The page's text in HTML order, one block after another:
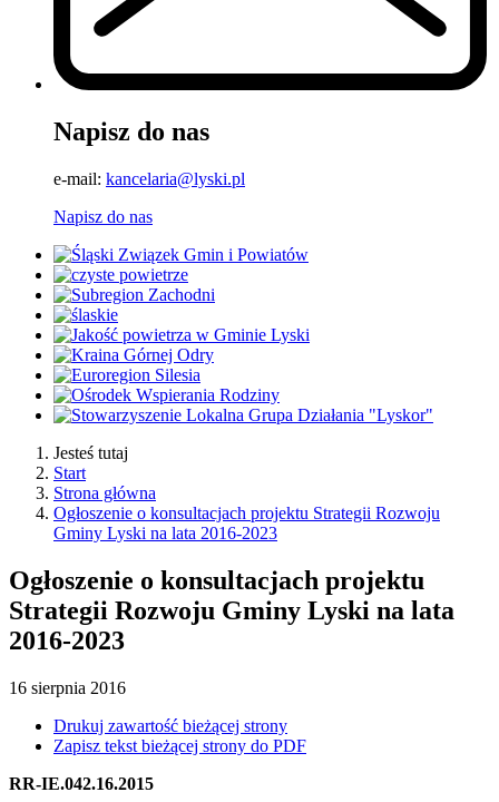
Napisz do nas
e-mail: kancelaria@lyski.pl
Napisz do nas
Jesteś tutaj
Start
Strona główna
Ogłoszenie o konsultacjach projektu Strategii Rozwoju
Gminy Lyski na lata 2016-2023
Ogłoszenie o konsultacjach projektu
Strategii Rozwoju Gminy Lyski na lata
2016-2023
16 sierpnia 2016
Drukuj zawartość bieżącej strony
Zapisz tekst bieżącej strony do PDF
RR-IE.042.16.2015